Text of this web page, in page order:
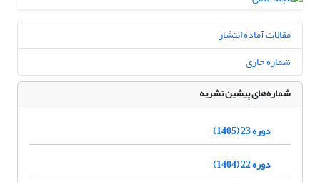
مقالات آماده انتشار
شماره جاری
شماره‌های پیشین نشریه
دوره 23 (1405)
دوره 22 (1404)